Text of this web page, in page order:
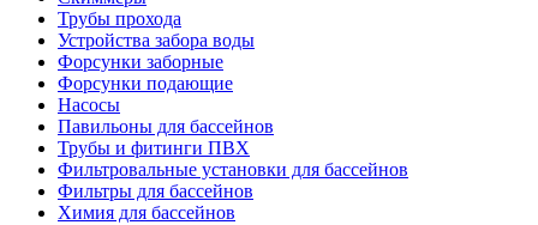
Трубы прохода
Устройства забора воды
Форсунки заборные
Форсунки подающие
Насосы
Павильоны для бассейнов
Трубы и фитинги ПВХ
Фильтровальные установки для бассейнов
Фильтры для бассейнов
Химия для бассейнов